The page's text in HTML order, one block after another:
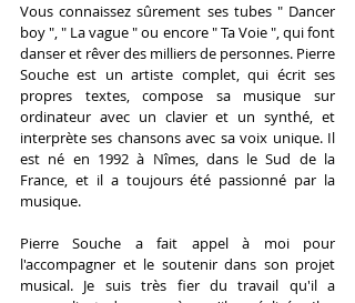
Vous connaissez sûrement ses tubes " Dancer
boy ", " La vague " ou encore " Ta Voie ", qui font
danser et rêver des milliers de personnes. Pierre
Souche est un artiste complet, qui écrit ses
propres textes, compose sa musique sur
ordinateur avec un clavier et un synthé, et
interprète ses chansons avec sa voix unique. Il
est né en 1992 à Nîmes, dans le Sud de la
France, et il a toujours été passionné par la
musique.
Pierre Souche a fait appel à moi pour
l'accompagner et le soutenir dans son projet
musical. Je suis très fier du travail qu'il a